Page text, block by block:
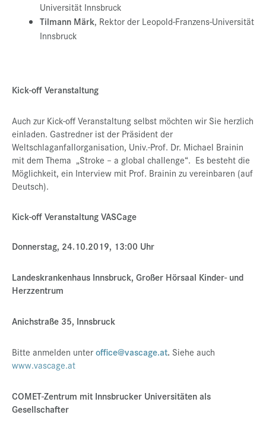
Universität Innsbruck
Tilmann Märk, Rektor der Leopold-Franzens-Universität
Innsbruck
Kick-off Veranstaltung
Auch zur Kick-off Veranstaltung selbst möchten wir Sie herzlich
einladen. Gastredner ist der Präsident der
Weltschlaganfallorganisation, Univ.-Prof. Dr. Michael Brainin
mit dem Thema „Stroke – a global challenge“. Es besteht die
Möglichkeit, ein Interview mit Prof. Brainin zu vereinbaren (auf
Deutsch).
Kick-off Veranstaltung VASCage
Donnerstag, 24.10.2019, 13:00 Uhr
Landeskrankenhaus Innsbruck, Großer Hörsaal Kinder- und
Herzzentrum
Anichstraße 35, Innsbruck
Bitte anmelden unteroffice@vascage.at. Siehe auch
www.vascage.at
COMET-Zentrum mit Innsbrucker Universitäten als
Gesellschafter